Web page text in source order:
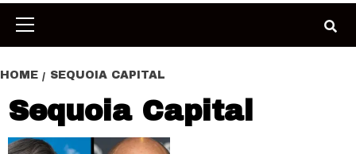
Primary
Menu
HOME SEQUOIA CAPITAL
Sequoia Capital